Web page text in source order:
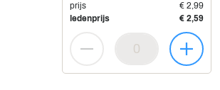
prijs
€ 2,99
ledenprijs
€ 2,59